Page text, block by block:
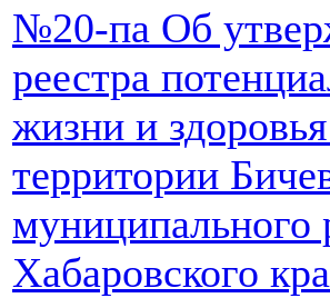
№20-па Об
реестра
жизни и
территории
муниципального
Хабаровского